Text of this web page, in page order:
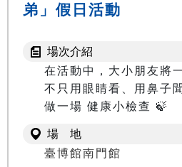
弟」假日活動
場次介紹
在活動中，大小朋友將
不只用眼睛看、用鼻子
做一場 健康小檢查 🍃
場 地
臺博館南門館